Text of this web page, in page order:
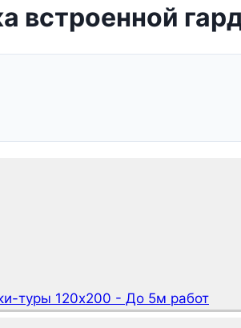
встроенной
туры 120х200 - До 5м работ